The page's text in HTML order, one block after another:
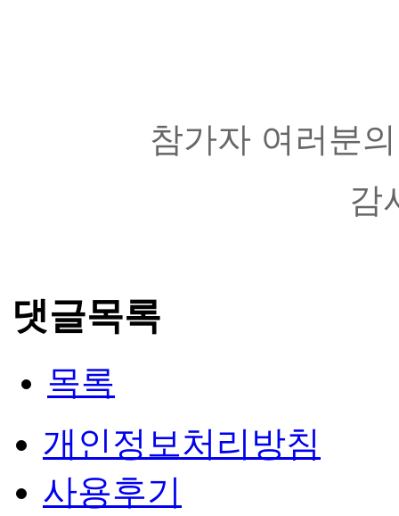
참가자 여러분
감
댓글목록
목록
개인정보처리방침
사용후기